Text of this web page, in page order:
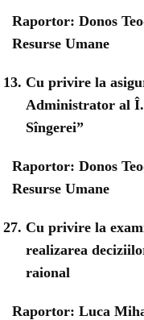
Raportor: Donos
Resurse Umane
Cu privire la
Administrator al
Sîngerei”
Raportor: Donos
Resurse Umane
Cu privire la
realizarea
raional
Raportor: Luca